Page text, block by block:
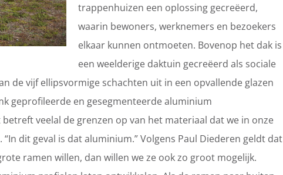
trappenhuizen een oplossing gecreëerd,
waarin bewoners, werknemers en bezoekers
elkaar kunnen ontmoeten. Bovenop het dak is
een weelderige daktuin gecreëerd als sociale
de vijf ellipsvormige schachten uit in een opvallende glazen
geprofileerde en gesegmenteerde aluminium
veelal de grenzen op van het materiaal dat we in onze
dit geval is dat aluminium.” Volgens Paul Diederen geldt dat
ramen willen, dan willen we ze ook zo groot mogelijk.